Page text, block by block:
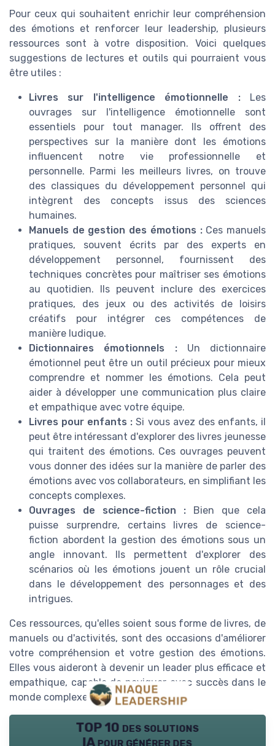
Pour ceux qui souhaitent enrichir leur compréhension
des émotions et renforcer leur leadership, plusieurs
ressources sont à votre disposition. Voici quelques
suggestions de lectures et outils qui pourraient vous
être utiles :
Livres sur l'intelligence émotionnelle :Les
ouvrages sur l'intelligence émotionnelle sont
essentiels pour tout manager. Ils offrent des
perspectives sur la manière dont les émotions
influencent notre vie professionnelle et
personnelle. Parmi les meilleurs livres, on trouve
des classiques du développement personnel qui
intègrent des concepts issus des sciences
humaines.
Manuels de gestion des émotions :Ces manuels
pratiques, souvent écrits par des experts en
développement personnel, fournissent des
techniques concrètes pour maîtriser ses émotions
au quotidien. Ils peuvent inclure des exercices
pratiques, des jeux ou des activités de loisirs
créatifs pour intégrer ces compétences de
manière ludique.
Dictionnaires émotionnels :Un dictionnaire
émotionnel peut être un outil précieux pour mieux
comprendre et nommer les émotions. Cela peut
aider à développer une communication plus claire
et empathique avec votre équipe.
Livres pour enfants : Si vous avez des enfants, il
peut être intéressant d'explorer des livres jeunesse
qui traitent des émotions. Ces ouvrages peuvent
vous donner des idées sur la manière de parler des
émotions avec vos collaborateurs, en simplifiant les
concepts complexes.
Ouvrages de science-fiction : Bien que cela
puisse surprendre, certains livres de science-
fiction abordent la gestion des émotions sous un
angle innovant. Ils permettent d'explorer des
scénarios où les émotions jouent un rôle crucial
dans le développement des personnages et des
intrigues.
Ces ressources, qu'elles soient sous forme de livres, de
manuels ou d'activités, sont des occasions d'améliorer
votre compréhension et votre gestion des émotions.
Elles vous aideront à devenir un leader plus efficace et
empathique, capable de naviguer avec succès dans le
monde complexe du management.
TOP 10 des solutions
IA pour générer des